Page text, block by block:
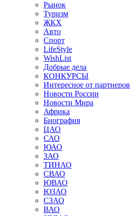
Рынок
Туризм
ЖКХ
Авто
Спорт
LifeStyle
WishList
Добрые дела
КОНКУРСЫ
Интересное от партнеров
Новости России
Новости Мира
Африка
Биография
ЦАО
САО
ЮАО
ЗАО
ТИНАО
СВАО
ЮВАО
ЮЗАО
СЗАО
ВАО